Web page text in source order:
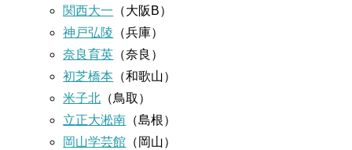
関西大一 （大阪B）
神戸弘陵 （兵庫）
奈良育英 （奈良）
初芝橋本 （和歌山）
米子北 （鳥取）
立正大淞南 （島根）
岡山学芸館 （岡山）